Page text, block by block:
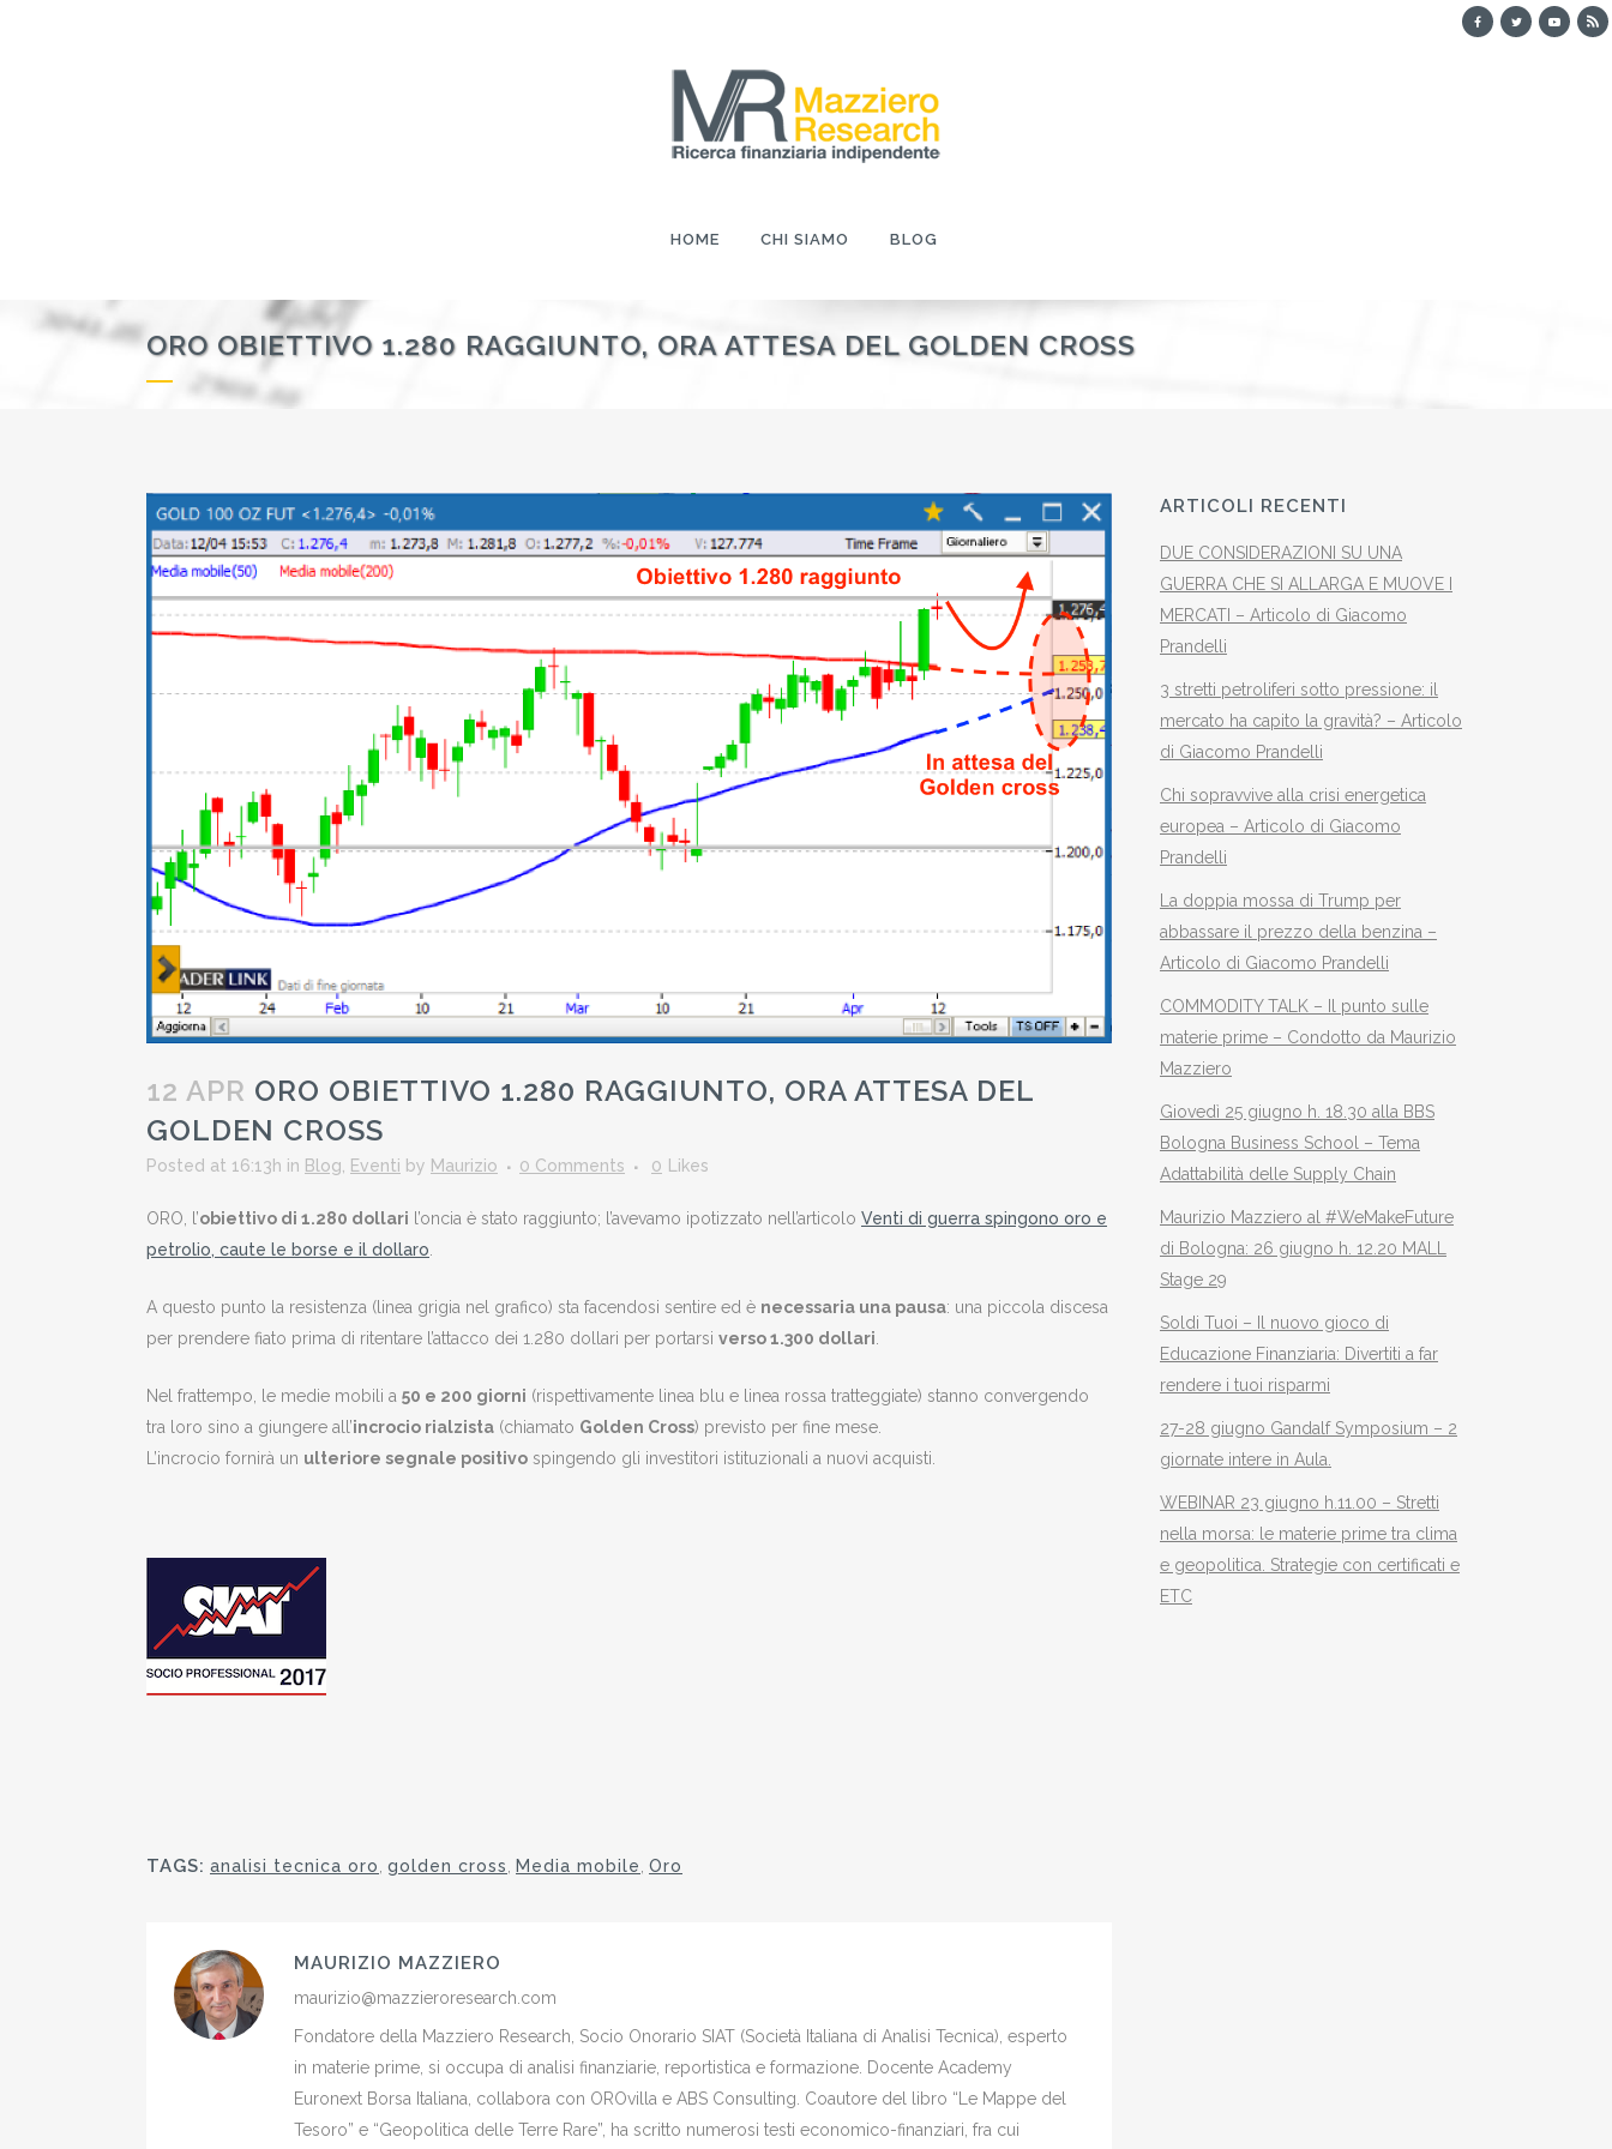
HOME CHI SIAMO BLOG
ORO OBIETTIVO 1.280 RAGGIUNTO, ORA ATTESA DEL GOLDEN CROSS
12 APR ORO OBIETTIVO 1.280 RAGGIUNTO, ORA ATTESA DEL
GOLDEN CROSS
Posted at 16:13h in Blog Eventi by Maurizio 0 Comments 0 Likes
ORO, l’obiettivo di 1.280 dollari l’oncia è stato raggiunto; l’avevamo ipotizzato nell’articolo Venti di guerra spingono oro e
petrolio, caute le borse e il dollaro
A questo punto la resistenza (linea grigia nel grafico) sta facendosi sentire ed è necessaria una pausa: una piccola discesa
per prendere fiato prima di ritentare l’attacco dei 1.280 dollari per portarsi verso 1.300 dollari
Nel frattempo, le medie mobili a 50 e 200 giorni (rispettivamente linea blu e linea rossa tratteggiate) stanno convergendo
tra loro sino a giungere all’incrocio rialzista (chiamato Golden Cross) previsto per fine mese.
L’incrocio fornirà un ulteriore segnale positivo spingendo gli investitori istituzionali a nuovi acquisti.
TAGS: analisi tecnica oro golden cross Media mobile Oro
MAURIZIO MAZZIERO
maurizio@mazzieroresearch.com
Fondatore della Mazziero Research, Socio Onorario SIAT (Società Italiana di Analisi Tecnica), esperto
in materie prime, si occupa di analisi finanziarie, reportistica e formazione. Docente Academy
Euronext Borsa Italiana, collabora con OROvilla e ABS Consulting. Coautore del libro “Le Mappe del
Tesoro” e “Geopolitica delle Terre Rare”, ha scritto numerosi testi economico-finanziari, fra cui
ARTICOLI RECENTI
DUE CONSIDERAZIONI SU UNA
GUERRA CHE SI ALLARGA E MUOVE I
MERCATI – Articolo di Giacomo
Prandelli
3 stretti petroliferi sotto pressione: il
mercato ha capito la gravità? – Articolo
di Giacomo Prandelli
Chi sopravvive alla crisi energetica
europea – Articolo di Giacomo
Prandelli
La doppia mossa di Trump per
abbassare il prezzo della benzina –
Articolo di Giacomo Prandelli
COMMODITY TALK – Il punto sulle
materie prime – Condotto da Maurizio
Mazziero
Giovedì 25 giugno h. 18.30 alla BBS
Bologna Business School – Tema
Adattabilità delle Supply Chain
Maurizio Mazziero al #WeMakeFuture
di Bologna: 26 giugno h. 12.20 MALL
Stage 29
Soldi Tuoi – Il nuovo gioco di
Educazione Finanziaria: Divertiti a far
rendere i tuoi risparmi
27-28 giugno Gandalf Symposium – 2
giornate intere in Aula.
WEBINAR 23 giugno h.11.00 – Stretti
nella morsa: le materie prime tra clima
e geopolitica. Strategie con certificati e
ETC